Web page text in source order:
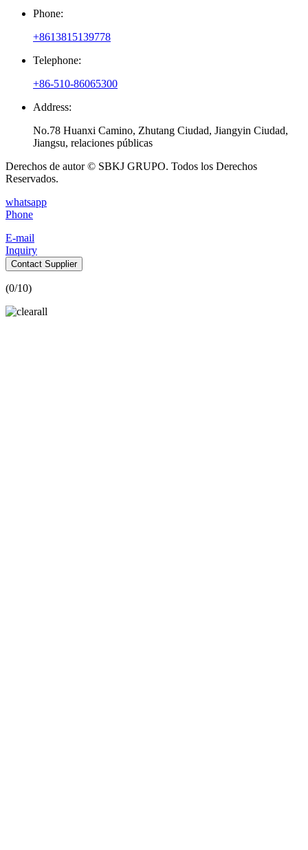
Phone:
+8613815139778
Telephone:
+86-510-86065300
Address:
No.78 Huanxi Camino, Zhutang Ciudad, Jiangyin Ciudad,
Jiangsu, relaciones públicas
Derechos de autor © SBKJ GRUPO. Todos los Derechos
Reservados.
whatsapp
Phone
E-mail
Inquiry
Contact Supplier
(0/10)